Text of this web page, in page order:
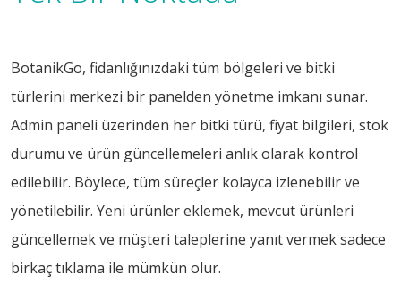
BotanikGo, fidanlığınızdaki tüm bölgeleri ve bitki
türlerini merkezi bir panelden yönetme imkanı sunar.
Admin paneli üzerinden her bitki türü, fiyat bilgileri, stok
durumu ve ürün güncellemeleri anlık olarak kontrol
edilebilir. Böylece, tüm süreçler kolayca izlenebilir ve
yönetilebilir. Yeni ürünler eklemek, mevcut ürünleri
güncellemek ve müşteri taleplerine yanıt vermek sadece
birkaç tıklama ile mümkün olur.